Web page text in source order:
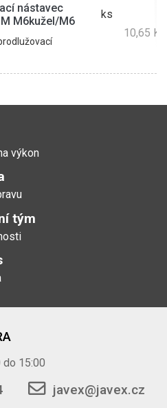
nástavec
M6kužel/M6
ks
10,65
výkon
tým
do 15:00
javex@javex.cz